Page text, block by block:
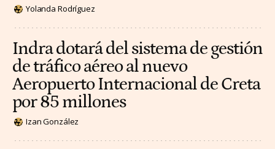
Yolanda Rodríguez
Indra dotará del sistema de gestión
de tráfico aéreo al nuevo
Aeropuerto Internacional de Creta
por 85 millones
Izan González